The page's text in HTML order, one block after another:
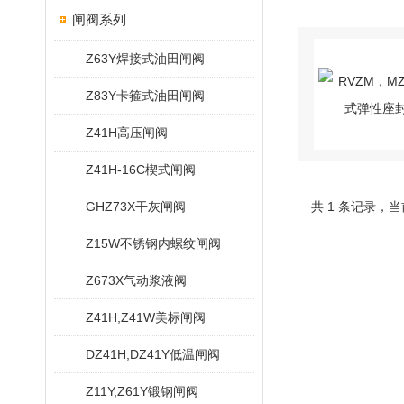
闸阀系列
Z63Y焊接式油田闸阀
Z83Y卡箍式油田闸阀
Z41H高压闸阀
Z41H-16C楔式闸阀
GHZ73X干灰闸阀
Z15W不锈钢内螺纹闸阀
Z673X气动浆液阀
Z41H,Z41W美标闸阀
DZ41H,DZ41Y低温闸阀
Z11Y,Z61Y锻钢闸阀
共 1 条记录，